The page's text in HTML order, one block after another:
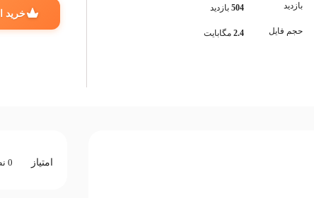
بازدید
حجم فایل
504 بازدید
2.4 مگابایت
خرید
امتیاز 0